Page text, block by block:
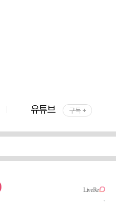
유튜브 구독 +